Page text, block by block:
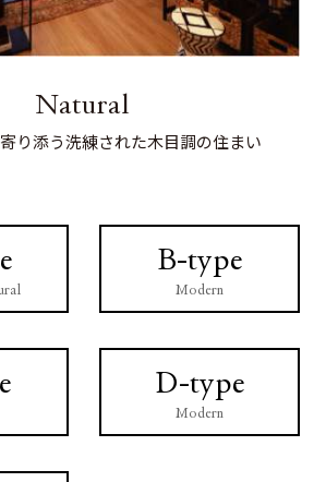
Natural
り添う洗練された木目調の住まい
B-type
Modern
D-type
Modern